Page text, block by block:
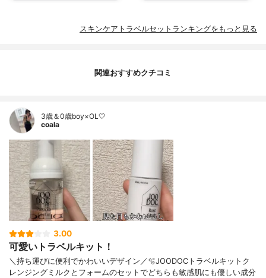
スキンケアトラベルセットランキングをもっと見る
関連おすすめクチコミ
3歳＆0歳boy×OL🤍
coala
3.00
可愛いトラベルキット！
＼持ち運びに便利でかわいいデザイン／🫧JOODOCトラベルキットク
レンジングミルクとフォームのセットでどちらも敏感肌にも優しい成分